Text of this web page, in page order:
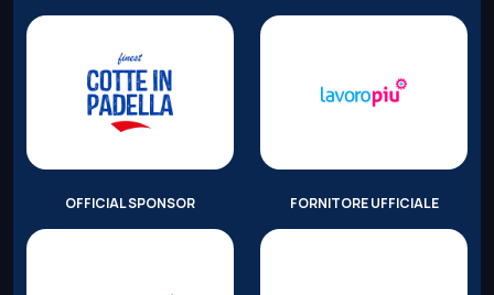
OFFICIAL SPONSOR FORNITORE UFFICIALE